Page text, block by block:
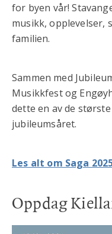
for byen vår!
musikk, opplevelser,
familien.
Sammen med
Musikkfest og
dette en av de
jubileumsåret.
Les alt om Saga
Oppdag